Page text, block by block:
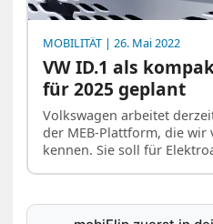
MOBILITÄT | 26. Mai 2022
VW ID.1 als
für 2025 geplant
Volkswagen arbeitet
der MEB-Plattform, die wir
kennen. Sie soll für